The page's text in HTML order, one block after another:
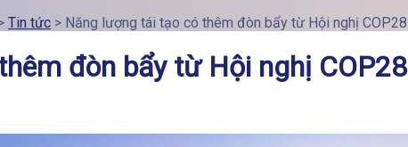
Tin tức > Năng lượng tái tạo có thêm đòn bẩy từ Hội nghị COP28
đòn bẩy từ Hội nghị COP28